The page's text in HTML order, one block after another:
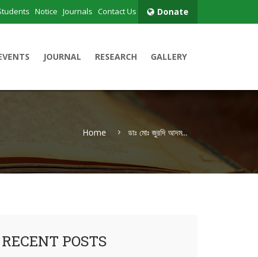
Donate
Notice Journals Contact Us
JOURNAL RESEARCH GALLERY
Home ডাঃ মোঃ জুরদি আদম...
RECENT POSTS